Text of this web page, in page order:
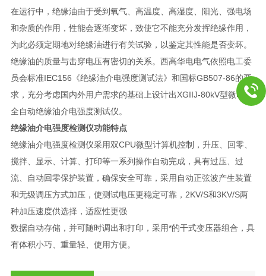
在运行中，绝缘油由于受到氧气、高温度、高湿度、阳光、强电场
和杂质的作用，性能会逐渐变坏，致使它不能充分发挥绝缘作用，
为此必须定期地对绝缘油进行有关试验，以鉴定其性能是否变坏。
绝缘油的质量与击穿电压有密切的关系。西高华电电气依照电工委
员会标准IEC156《绝缘油介电强度测试法》和国标GB507-86的要
求，充分考虑国内外用户需求的基础上设计出XGIIJ-80kV型微电脑
全自动绝缘油介电强度测试仪。
绝缘油介电强度检测仪功能特点
绝缘油介电强度检测仪采用双CPU微型计算机控制，升压、回零、
搅拌、显示、计算、打印等一系列操作自动完成，具有过压、过
流、自动回零保护装置，确保安全可靠，采用自动正弦波产生装置
和无级调压方式加压，使测试电压更稳定可靠，2KV/S和3KV/S两
种加压速度供选择，适应性更强
数据自动存储，并可随时调出和打印，采用*的干式变压器组合，具
有体积小巧、重量轻、使用方便。